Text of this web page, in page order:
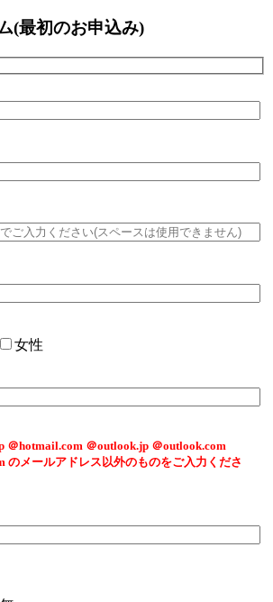
(最初のお申込み)
女性
＠hotmail.com ＠outlook.jp ＠outlook.com
のメールアドレス以外のものをご入力くださ